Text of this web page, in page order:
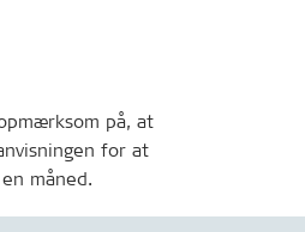
på, at
for at
måned.